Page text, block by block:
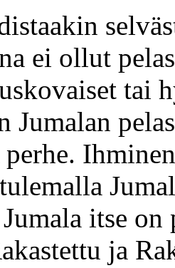
ei ollut
tai
perhe.
itse
ja